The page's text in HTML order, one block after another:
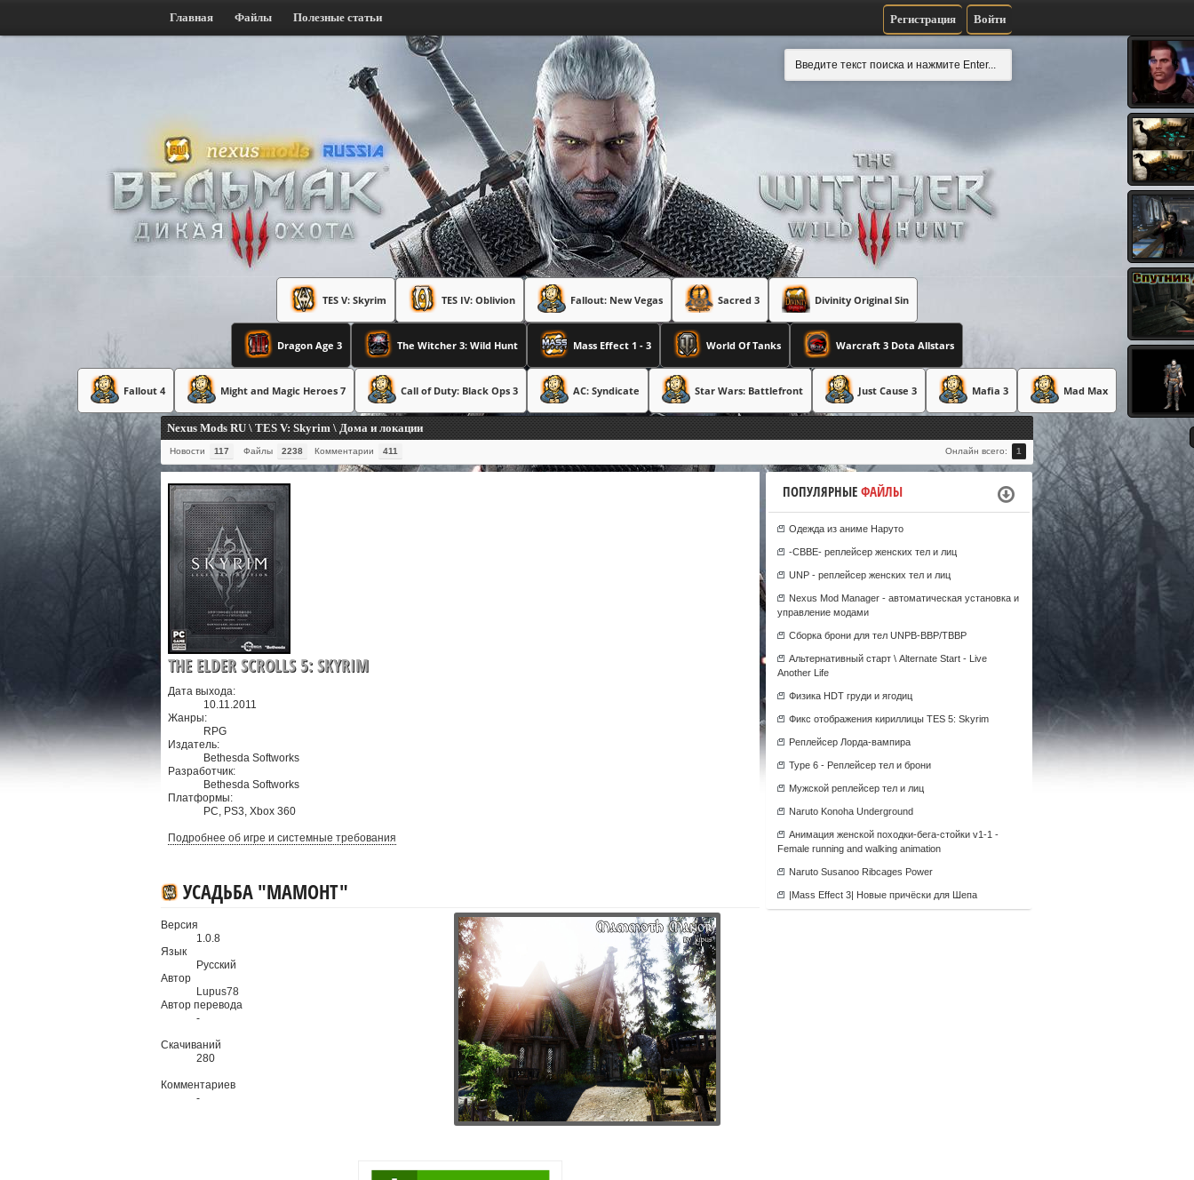
Главная Файлы Полезные статьи Регистрация Войти
TES V: Skyrim TES IV: Oblivion Fallout: New Vegas Sacred 3 Divinity Original Sin
Dragon Age 3 The Witcher 3: Wild Hunt Mass Effect 1 - 3 World Of Tanks Warcraft 3 Dota Allstars
Fallout 4 Might and Magic Heroes 7 Call of Duty: Black Ops 3 AC: Syndicate Star Wars: Battlefront Just Cause 3 Mafia 3 Mad Max
Nexus Mods RU \ TES V: Skyrim \ Дома и локации
Новости 117 Файлы 2238 Комментарии 411 Онлайн всего: 1
ПОПУЛЯРНЫЕ ФАЙЛЫ
Одежда из аниме Наруто
-CBBE- реплейсер женских тел и лиц
UNP - реплейсер женских тел и лиц
Nexus Mod Manager - автоматическая установка и
управление модами
Сборка брони для тел UNPB-BBP/TBBP
Альтернативный старт \ Alternate Start - Live
Another Life
Физика HDT груди и ягодиц
Фикс отображения кириллицы TES 5: Skyrim
Реплейсер Лорда-вампира
Type 6 - Реплейсер тел и брони
Мужской реплейсер тел и лиц
Naruto Konoha Underground
Анимация женской походки-бега-стойки v1-1 -
Female running and walking animation
Naruto Susanoo Ribcages Power
|Mass Effect 3| Новые причёски для Шепа
THE ELDER SCROLLS 5: SKYRIM
Дата выхода:
10.11.2011
Жанры:
RPG
Издатель:
Bethesda Softworks
Разработчик:
Bethesda Softworks
Платформы:
PC, PS3, Xbox 360
Подробнее об игре и системные требования
УСАДЬБА "МАМОНТ"
Версия
1.0.8
Язык
Русский
Автор
Lupus78
Автор перевода
-
Скачиваний
280
Комментариев
-